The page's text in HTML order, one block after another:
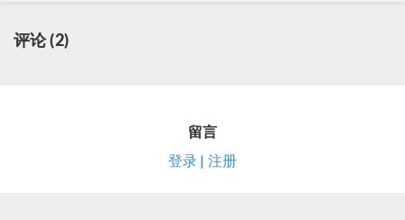
评论 (2)
留言
登录 | 注册